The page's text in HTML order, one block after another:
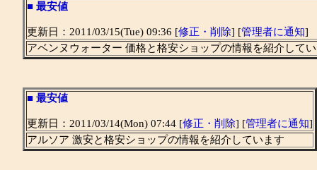
■ 最安値
更新日：2011/03/15(Tue) 09:36 [修正・削除] [管理者に通知]
アベンヌウォーター 価格と格安ショップの情報を紹介して
■ 最安値
更新日：2011/03/14(Mon) 07:44 [修正・削除] [管理者に通知]
アルソア 激安と格安ショップの情報を紹介しています